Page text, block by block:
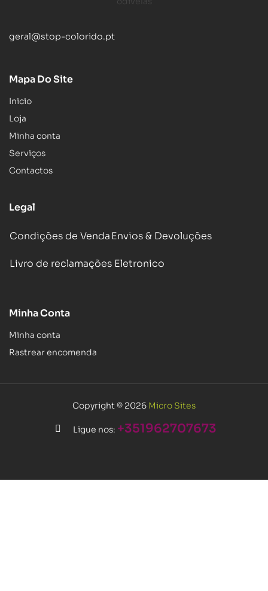
geral@stop-colorido.pt
Mapa Do Site
Inicio
Loja
Minha conta
Serviços
Contactos
Legal
Condições de VendaEnvios & Devoluções
Livro de reclamações Eletronico
Minha Conta
Minha conta
Rastrear encomenda
Copyright © 2026 Micro Sites
Ligue nos: +351962707673